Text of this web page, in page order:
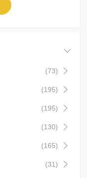
(73)
(195)
(195)
(130)
(165)
(31)